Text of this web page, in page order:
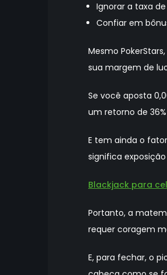
Ignorar a taxa
Confiar em
Mesmo
sua margem de
Se você aposta
um retorno de
E tem ainda o
significa
Blackjack para
Portanto, a
requer coragem
E, para fechar, o